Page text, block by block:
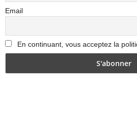
Email
En continuant, vous acceptez la